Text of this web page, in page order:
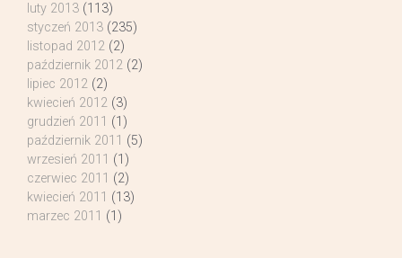
luty 2013 (113)
styczeń 2013 (235)
listopad 2012 (2)
październik 2012 (2)
lipiec 2012 (2)
kwiecień 2012 (3)
grudzień 2011 (1)
październik 2011 (5)
wrzesień 2011 (1)
czerwiec 2011 (2)
kwiecień 2011 (13)
marzec 2011 (1)